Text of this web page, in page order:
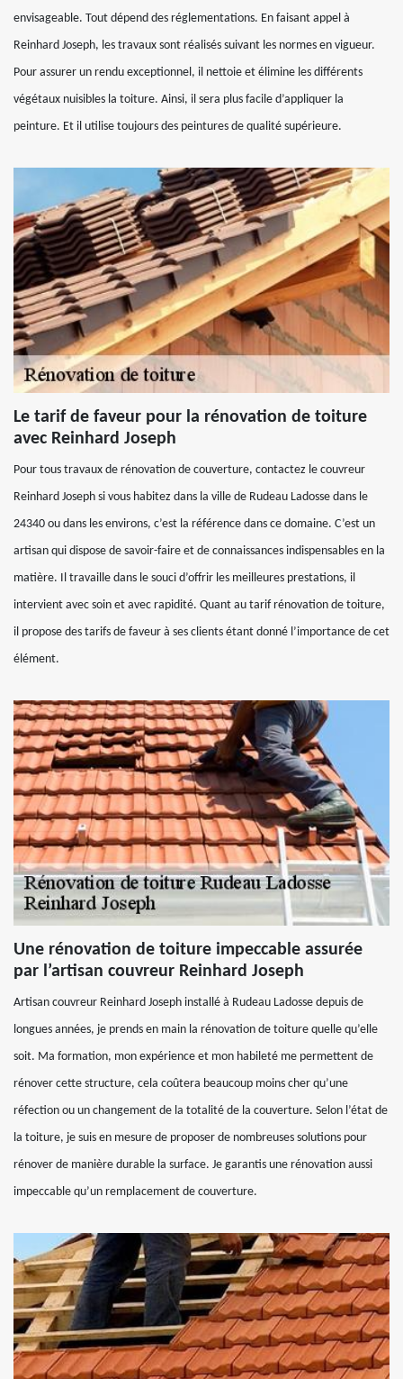
envisageable. Tout dépend des réglementations. En faisant appel à
Reinhard Joseph, les travaux sont réalisés suivant les normes en vigueur.
Pour assurer un rendu exceptionnel, il nettoie et élimine les différents
végétaux nuisibles la toiture. Ainsi, il sera plus facile d’appliquer la
peinture. Et il utilise toujours des peintures de qualité supérieure.
Le tarif de faveur pour la rénovation de toiture
avec Reinhard Joseph
Pour tous travaux de rénovation de couverture, contactez le couvreur
Reinhard Joseph si vous habitez dans la ville de Rudeau Ladosse dans le
24340 ou dans les environs, c’est la référence dans ce domaine. C’est un
artisan qui dispose de savoir-faire et de connaissances indispensables en la
matière. Il travaille dans le souci d’offrir les meilleures prestations, il
intervient avec soin et avec rapidité. Quant au tarif rénovation de toiture,
il propose des tarifs de faveur à ses clients étant donné l’importance de cet
élément.
Une rénovation de toiture impeccable assurée
par l’artisan couvreur Reinhard Joseph
Artisan couvreur Reinhard Joseph installé à Rudeau Ladosse depuis de
longues années, je prends en main la rénovation de toiture quelle qu’elle
soit. Ma formation, mon expérience et mon habileté me permettent de
rénover cette structure, cela coûtera beaucoup moins cher qu’une
réfection ou un changement de la totalité de la couverture. Selon l’état de
la toiture, je suis en mesure de proposer de nombreuses solutions pour
rénover de manière durable la surface. Je garantis une rénovation aussi
impeccable qu’un remplacement de couverture.